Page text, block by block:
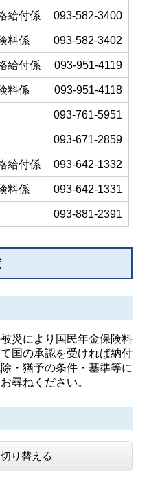
給付係 093-582-3400
料係 093-582-3402
給付係 093-951-4119
料係 093-951-4118
093-761-5951
093-671-2859
給付係 093-642-1332
料係 093-642-1331
093-881-2391
により国民年金保険料
国の承認を受ければ納付
・猶予の条件・基準等に
尋ねください。
り替える